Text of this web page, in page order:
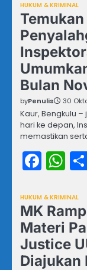
HUKUM & KRIMINAL
Bulan
byPenulis 30
Kaur, Bengkulu
hari ke depan,
memastikan
HUKUM & KRIMINAL
MK
Materi
Justice
Diajukan